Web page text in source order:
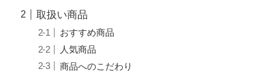
取扱い商品
おすすめ商品
人気商品
商品へのこだわり